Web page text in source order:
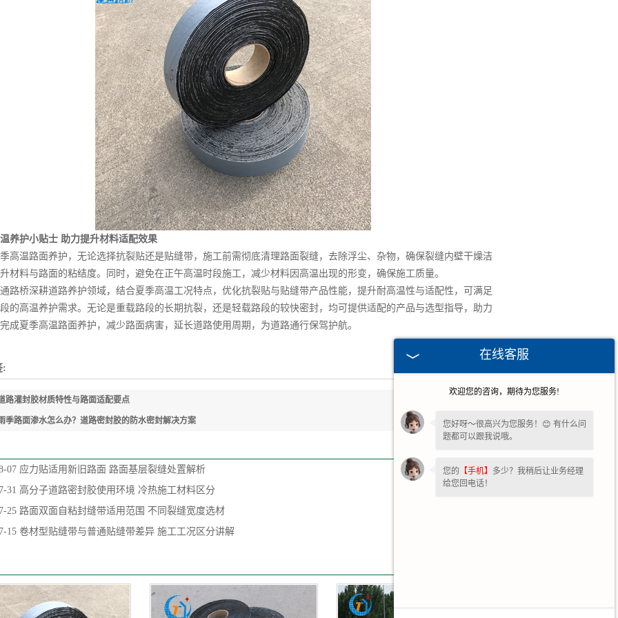
养护小贴士 助力提升材料适配效果
温路面养护，无论选择抗裂贴还是贴缝带，施工前需彻底清理路面裂缝，去除浮尘、杂物，确保裂缝内壁干燥洁
材料与路面的粘结度。同时，避免在正午高温时段施工，减少材料因高温出现的形变，确保施工质量。
桥深耕道路养护领域，结合夏季高温工况特点，优化抗裂贴与贴缝带产品性能，提升耐高温性与适配性，可满足
的高温养护需求。无论是重载路段的长期抗裂，还是轻载路段的较快密封，均可提供适配的产品与选型指导，助力
成夏季高温路面养护，减少路面病害，延长道路使用周期，为道路通行保驾护航。
:
路灌封胶材质特性与路面适配要点
季路面渗水怎么办？道路密封胶的防水密封解决方案
07 应力贴适用新旧路面 路面基层裂缝处置解析
31 高分子道路密封胶使用环境 冷热施工材料区分
25 路面双面自粘封缝带适用范围 不同裂缝宽度选材
15 卷材型贴缝带与普通贴缝带差异 施工工况区分讲解
在线客服
欢迎您的咨询，期待为您服务!
您好呀～很高兴为您服务！😊 有什么问
题都可以跟我说哦。
您的 【手机】 多少？我稍后让业务经理
给您回电话！